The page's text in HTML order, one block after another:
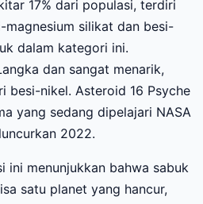
17% dari populasi, terdiri
magnesium silikat dan besi-
dalam kategori ini.
dan sangat menarik,
besi-nikel. Asteroid 16 Psyche
yang sedang dipelajari NASA
2022.
ini menunjukkan bahwa sabuk
satu planet yang hancur,